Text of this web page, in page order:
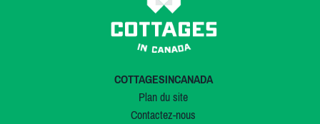
COTTAGESINCANADA
Plan du site
Contactez-nous